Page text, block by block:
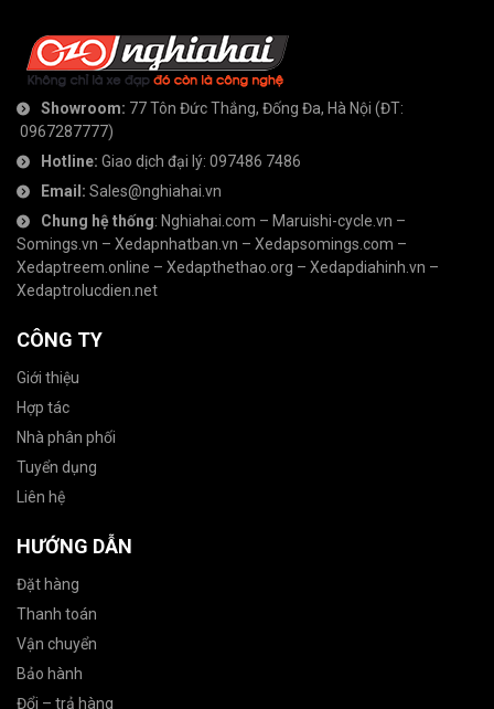
Showroom: 77 Tôn Đức Thắng, Đống Đa, Hà Nội (ĐT:
0967287777)
Hotline: Giao dịch đại lý: 097486 7486
Email: Sales@nghiahai.vn
Chung hệ thống: Nghiahai.com – Maruishi-cycle.vn –
Somings.vn – Xedapnhatban.vn – Xedapsomings.com –
Xedaptreem.online – Xedapthethao.org – Xedapdiahinh.vn –
Xedaptrolucdien.net
CÔNG TY
Giới thiệu
Hợp tác
Nhà phân phối
Tuyển dụng
Liên hệ
HƯỚNG DẪN
Đặt hàng
Thanh toán
Vận chuyển
Bảo hành
Đổi – trả hàng